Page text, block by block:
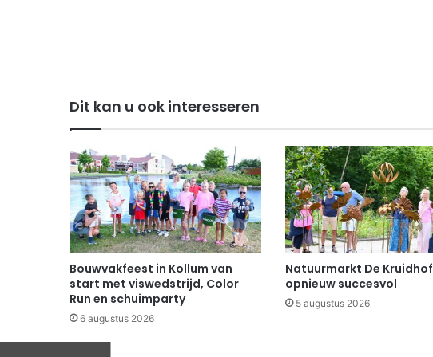
Dit kan u ook interesseren
Bouwvakfeest in Kollum van
start met viswedstrijd, Color
Run en schuimparty
6 augustus 2026
Natuurmarkt De Kruidhof
opnieuw succesvol
5 augustus 2026